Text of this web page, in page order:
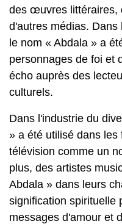
des œuvres littéraires,
d'autres médias.
le nom « Abdala » a
personnages de foi et
écho auprès des
culturels.
Dans l'industrie du
» a été utilisé dans
télévision comme un
plus, des artistes
Abdala » dans leurs
signification spirituelle
messages d'amour et